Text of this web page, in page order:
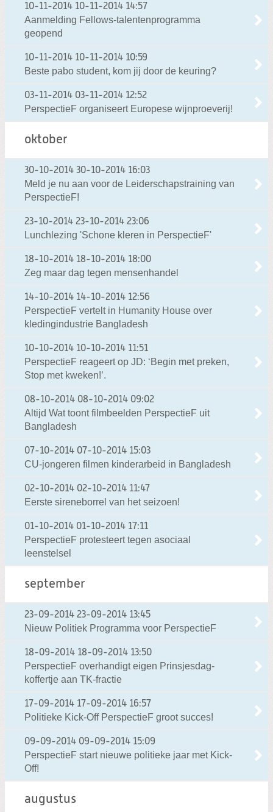
10-11-2014 10-11-2014 14:57
Aanmelding Fellows-talentenprogramma
geopend
10-11-2014 10-11-2014 10:59
Beste pabo student, kom jij door de keuring?
03-11-2014 03-11-2014 12:52
PerspectieF organiseert Europese wijnproeverij!
oktober
30-10-2014 30-10-2014 16:03
Meld je nu aan voor de Leiderschapstraining van
PerspectieF!
23-10-2014 23-10-2014 23:06
Lunchlezing 'Schone kleren in PerspectieF'
18-10-2014 18-10-2014 18:00
Zeg maar dag tegen mensenhandel
14-10-2014 14-10-2014 12:56
PerspectieF vertelt in Humanity House over
kledingindustrie Bangladesh
10-10-2014 10-10-2014 11:51
PerspectieF reageert op JD: ‘Begin met preken,
Stop met kweken!’.
08-10-2014 08-10-2014 09:02
Altijd Wat toont filmbeelden PerspectieF uit
Bangladesh
07-10-2014 07-10-2014 15:03
CU-jongeren filmen kinderarbeid in Bangladesh
02-10-2014 02-10-2014 11:47
Eerste sireneborrel van het seizoen!
01-10-2014 01-10-2014 17:11
PerspectieF protesteert tegen asociaal
leenstelsel
september
23-09-2014 23-09-2014 13:45
Nieuw Politiek Programma voor PerspectieF
18-09-2014 18-09-2014 13:50
PerspectieF overhandigt eigen Prinsjesdag-
koffertje aan TK-fractie
17-09-2014 17-09-2014 16:57
Politieke Kick-Off PerspectieF groot succes!
09-09-2014 09-09-2014 15:09
PerspectieF start nieuwe politieke jaar met Kick-
Off!
augustus